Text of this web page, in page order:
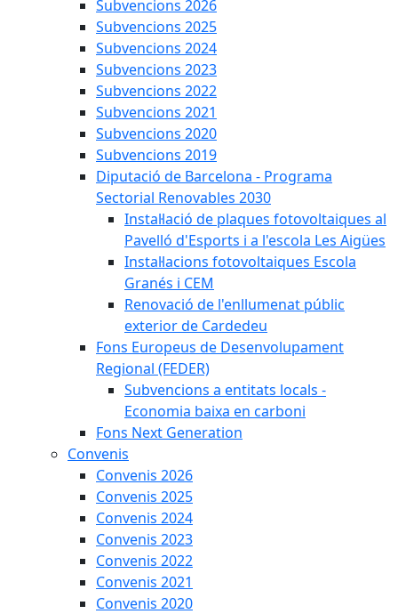
Subvencions 2026
Subvencions 2025
Subvencions 2024
Subvencions 2023
Subvencions 2022
Subvencions 2021
Subvencions 2020
Subvencions 2019
Diputació de Barcelona - Programa
Sectorial Renovables 2030
Instal·lació de plaques fotovoltaiques al
Pavelló d'Esports i a l'escola Les Aigües
Instal·lacions fotovoltaiques Escola
Granés i CEM
Renovació de l'enllumenat públic
exterior de Cardedeu
Fons Europeus de Desenvolupament
Regional (FEDER)
Subvencions a entitats locals -
Economia baixa en carboni
Fons Next Generation
Convenis
Convenis 2026
Convenis 2025
Convenis 2024
Convenis 2023
Convenis 2022
Convenis 2021
Convenis 2020